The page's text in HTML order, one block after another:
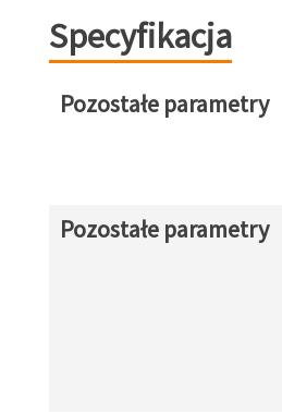
Specyfikacja
Pozostałe parametry
Pozostałe parametry